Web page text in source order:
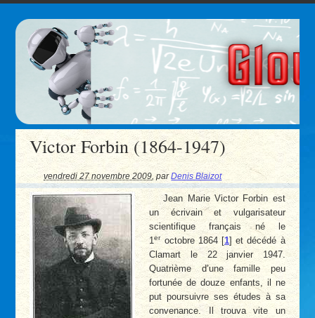
Victor Forbin (1864-1947)
vendredi 27 novembre 2009 ,parDenis Blaizot
Jean Marie Victor Forbin est
un écrivain et vulgarisateur
scientifique français né le
1eroctobre 1864[1] et décédé à
Clamart le 22 janvier 1947.
Quatrième d’une famille peu
fortunée de douze enfants, il ne
put poursuivre ses études à sa
convenance. Il trouva vite un